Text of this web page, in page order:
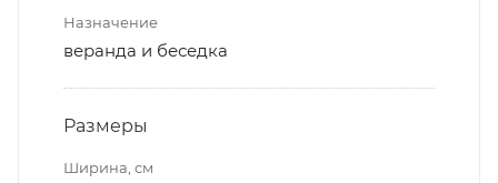
Назначение
веранда и беседка
Размеры
Ширина, см